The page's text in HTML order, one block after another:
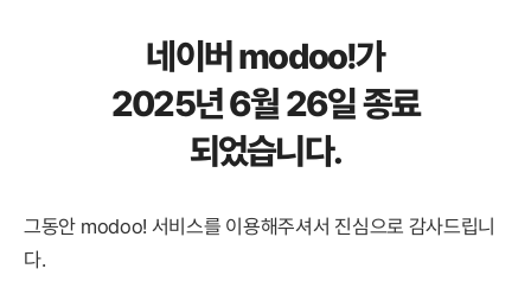
네이버 modoo!가
2025년 6월 26일 종료
되었습니다.
그동안 modoo! 서비스를 이용해주셔서 진심으로 감사드립니
다.